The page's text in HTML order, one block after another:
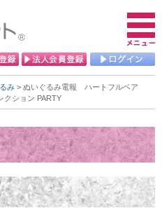
み > ぬいぐるみ電報 ハートフルベア
クション PARTY